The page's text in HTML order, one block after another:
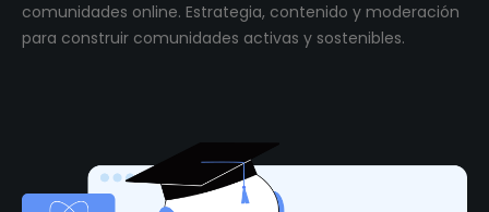
comunidades online. Estrategia, contenido y moderación
para construir comunidades activas y sostenibles.